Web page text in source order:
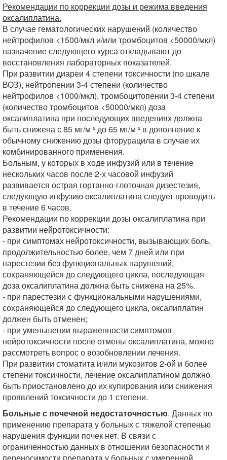
Рекомендации по коррекции дозы и режима введения
оксалиплатина.
В случае гематологических нарушений (количество
нейтрофилов <1500/мкл и/или тромбоцитов <50000/мкл)
назначение следующего курса откладывают до
восстановления лабораторных показателей.
При развитии диареи 4 степени токсичности (по шкале
ВОЗ), нейтропении 3-4 степени (количество
нейтрофилов <1000/мкл), тромбоцитопении 3-4 степени
(количество тромбоцитов <50000/мкл) доза
оксалиплатина при последующих введениях должна
быть снижена с 85 мг/м ² до 65 мг/м ² в дополнение к
обычному снижению дозы фторурацила в случае их
комбинированного применения.
Больным, у которых в ходе инфузий или в течение
нескольких часов после 2-х часовой инфузий
развивается острая гортанно-глоточная дизестезия,
следующую инфузию оксалиплатина следует проводить
в течение 6 часов.
Рекомендации по коррекции дозы оксалиплатина при
развитии нейротоксичности:
- при симптомах нейротоксичности, вызывающих боль,
продолжительностью более, чем 7 дней или при
парестезии без функциональных нарушений,
сохраняющейся до следующего цикла, последующая
доза оксалиплатина должна быть снижена на 25%.
- при парестезии с функциональными нарушениями,
сохраняющейся до следующего цикла, оксалиплатин
должен быть отменен;
- при уменьшении выраженности симптомов
нейротоксичности после отмены оксалиплатина, можно
рассмотреть вопрос о возобновлении лечения.
При развитии стоматита и/или мукозитов 2-ой и более
степени токсичности, лечение оксалиплатином должно
быть приостановлено до их купирования или снижения
проявлений токсичности до 1 степени.
Больные с почечной недостаточностью. Данных по
применению препарата у больных с тяжелой степенью
нарушения функции почек нет. В связи с
ограниченностью данных в отношении безопасности и